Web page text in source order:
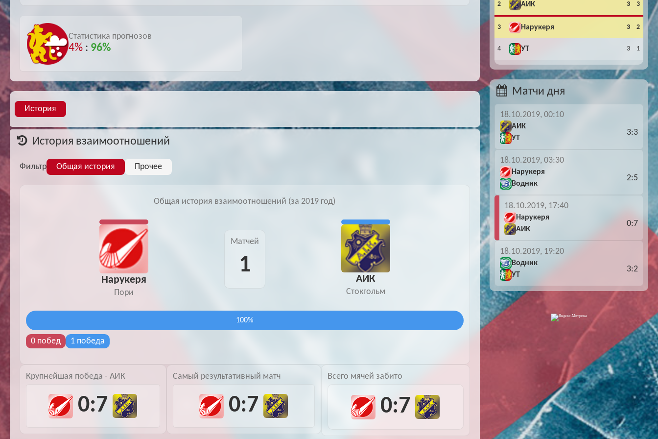
Футбол — ЛЧ
Хоккей — КХЛ
Буч: блог болельщика
Hound: блог болельщика
Ragnar: блог болельщика
Статистика прогнозов
4%: 96%
История
История взаимоотношений
Фильтр Общая история Прочее
Общая история взаимоотношений (за 2019 год)
Нарукеря
Пори
Матчей
1
АИК
Стокгольм
100%
0 побед 1 победа
Крупнейшая победа - АИК
0:7
Самый результативный матч
0:7
Всего мячей забито
0:7
2 АИК 3 3
3 Нарукеря 3 2
4 УТ 3 1
Матчи дня
18.10.2019, 00:10
АИК
УТ
3:3
18.10.2019, 03:30
Нарукеря
Водник
2:5
18.10.2019, 17:40
Нарукеря
АИК
0:7
18.10.2019, 19:20
Водник
УТ
3:2